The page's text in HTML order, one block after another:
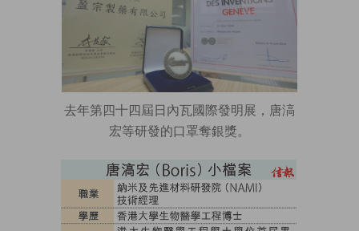
去年第四十四屆日內瓦國際發明展，唐滈
宏等研發的口罩奪銀獎。